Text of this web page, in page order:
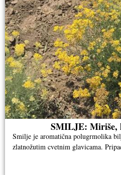
SMILJE: Miriše,
Smilje je aromatična polugrmolika
zlatnožutim cvetnim glavicama.